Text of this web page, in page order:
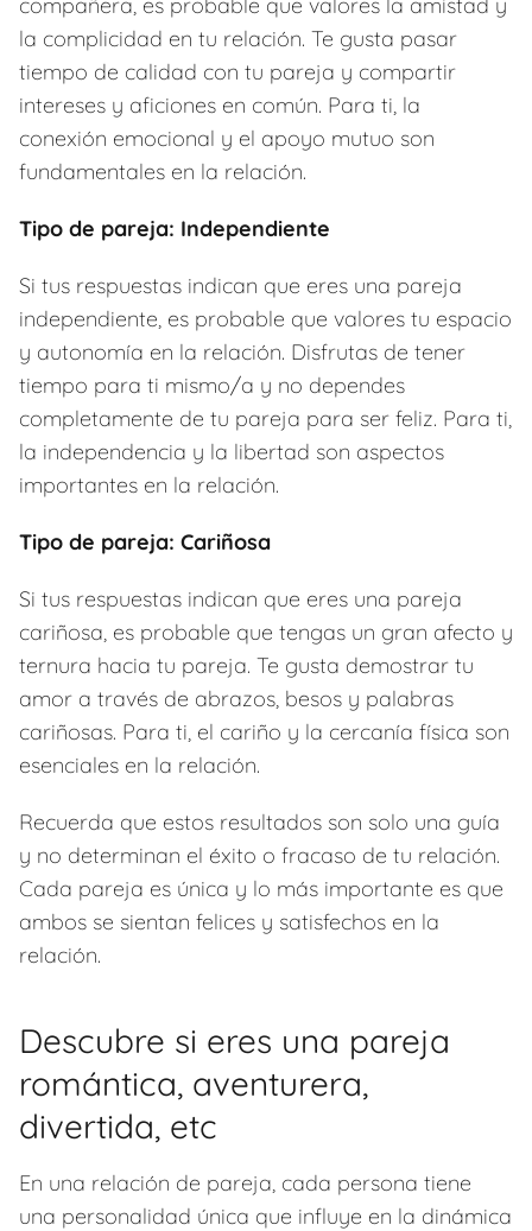
la complicidad en tu relación. Te gusta pasar
tiempo de calidad con tu pareja y compartir
intereses y aficiones en común. Para ti, la
conexión emocional y el apoyo mutuo son
fundamentales en la relación.
Tipo de pareja: Independiente
Si tus respuestas indican que eres una pareja
independiente, es probable que valores tu espacio
y autonomía en la relación. Disfrutas de tener
tiempo para ti mismo/a y no dependes
completamente de tu pareja para ser feliz. Para ti,
la independencia y la libertad son aspectos
importantes en la relación.
Tipo de pareja: Cariñosa
Si tus respuestas indican que eres una pareja
cariñosa, es probable que tengas un gran afecto y
ternura hacia tu pareja. Te gusta demostrar tu
amor a través de abrazos, besos y palabras
cariñosas. Para ti, el cariño y la cercanía física son
esenciales en la relación.
Recuerda que estos resultados son solo una guía
y no determinan el éxito o fracaso de tu relación.
Cada pareja es única y lo más importante es que
ambos se sientan felices y satisfechos en la
relación.
Descubre si eres una pareja
romántica, aventurera,
divertida, etc
En una relación de pareja, cada persona tiene
una personalidad única que influye en la dinámica